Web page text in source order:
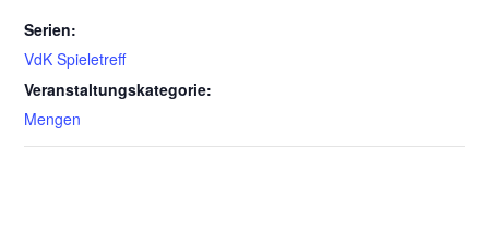
Serien:
VdK Spieletreff
Veranstaltungskategorie:
Mengen